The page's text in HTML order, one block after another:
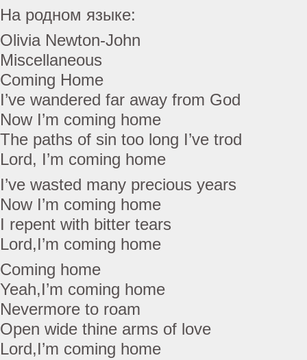
На родном языке:
Olivia Newton-John
Miscellaneous
Coming Home
I’ve wandered far away from God
Now I’m coming home
The paths of sin too long I’ve trod
Lord, I’m coming home
I’ve wasted many precious years
Now I’m coming home
I repent with bitter tears
Lord,I’m coming home
Coming home
Yeah,I’m coming home
Nevermore to roam
Open wide thine arms of love
Lord,I’m coming home